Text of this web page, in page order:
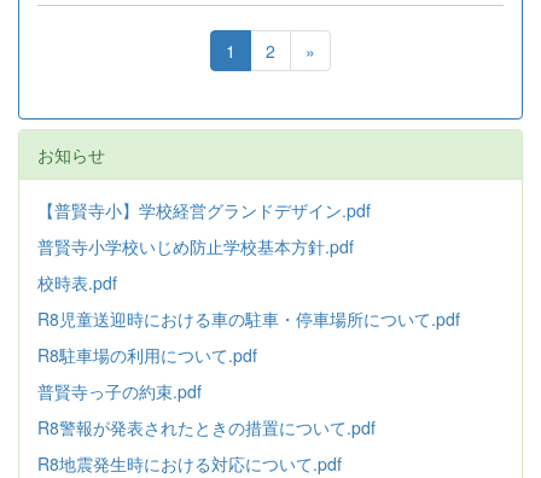
1 2 »
お知らせ
【普賢寺小】学校経営グランドデザイン.pdf
普賢寺小学校いじめ防止学校基本方針.pdf
校時表.pdf
R8児童送迎時における車の駐車・停車場所について.pdf
R8駐車場の利用について.pdf
普賢寺っ子の約束.pdf
R8警報が発表されたときの措置について.pdf
R8地震発生時における対応について.pdf